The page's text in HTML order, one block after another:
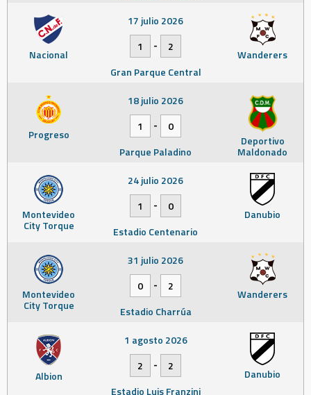
Nacional Wanderers
17 julio 2026
1
-
2
Gran Parque Central
Progreso Deportivo
Maldonado
18 julio 2026
1
-
0
Parque Paladino
Montevideo
City Torque
Danubio
24 julio 2026
1
-
0
Estadio Centenario
Montevideo
City Torque
Wanderers
31 julio 2026
0
-
2
Estadio Charrúa
Albion Danubio
1 agosto 2026
2
-
2
Estadio Luis Franzini